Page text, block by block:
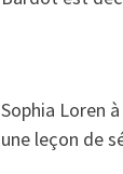
Sophia Loren
une leçon de